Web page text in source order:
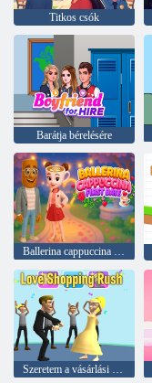
Titkos csók
Barátja bérelésére
Ballerina cappuccina első randevú
Szeretem a vásárlási rohanást